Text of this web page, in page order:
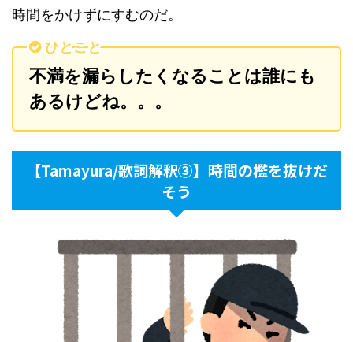
時間をかけずにすむのだ。
ひとこと
不満を漏らしたくなることは誰にも
あるけどね。。。
【Tamayura/歌詞解釈③】時間の檻を抜けだ
そう